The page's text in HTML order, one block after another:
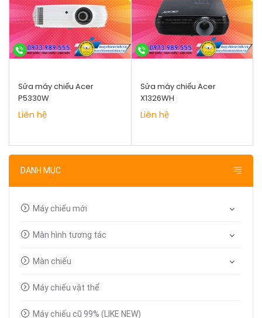
DANH MỤC
Máy chiếu mới
Màn hình tương tác
Màn chiếu
Máy chiếu vật thể
Máy chiếu cũ 99% (LIKE NEW)
Sửa máy chiếu Acer
P5330W
Liên hệ
Sửa máy chiếu Acer
X1326WH
Liên hệ